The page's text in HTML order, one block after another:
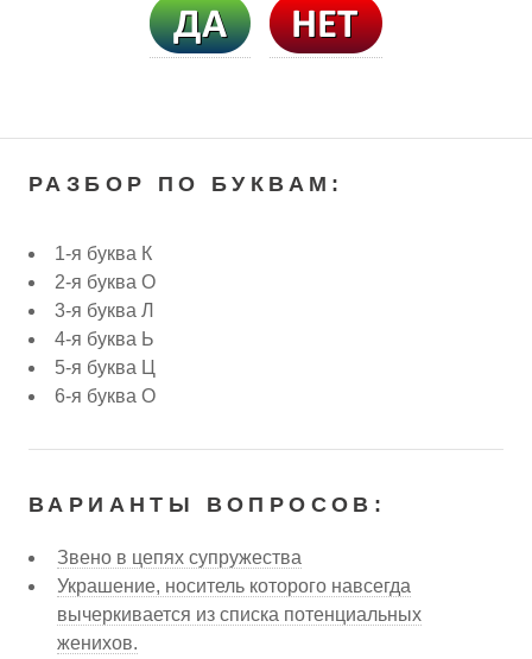
РАЗБОР ПО БУКВАМ:
1-я буква К
2-я буква О
3-я буква Л
4-я буква Ь
5-я буква Ц
6-я буква О
ВАРИАНТЫ ВОПРОСОВ:
Звено в цепях супружества
Украшение, носитель которого навсегда
вычеркивается из списка потенциальных
женихов.